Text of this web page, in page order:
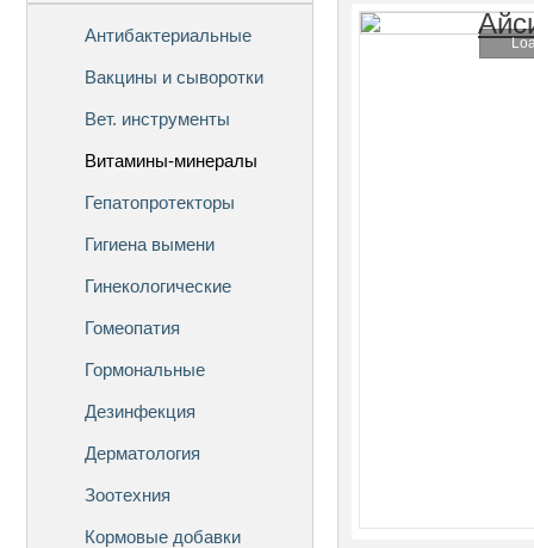
Антибактериальные
Вакцины и сыворотки
Вет. инструменты
Витамины-минералы
Гепатопротекторы
Гигиена вымени
Гинекологические
Гомеопатия
Гормональные
Дезинфекция
Дерматология
Зоотехния
Кормовые добавки